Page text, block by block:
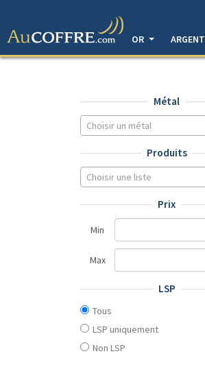
OR
ARGENT
Métal
Choisir un métal
Produits
Choisir une liste
Prix
Min
Max
LSP
Tous
LSP uniquement
Non LSP